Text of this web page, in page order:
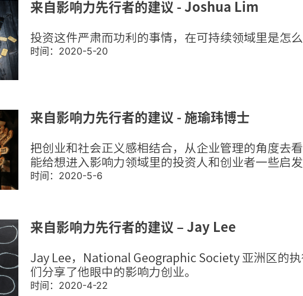
来自影响力先行者的建议 - Joshua Lim
投资这件严肃而功利的事情，在可持续领域里是怎么
时间：2020-5-20
来自影响力先行者的建议 - 施瑜玮博士
把创业和社会正义感相结合，从企业管理的角度去
能给想进入影响力领域里的投资人和创业者一些启发
时间：2020-5-6
来自影响力先行者的建议 – Jay Lee
Jay Lee，National Geographic Society 亚洲区的
们分享了他眼中的影响力创业。​
时间：2020-4-22